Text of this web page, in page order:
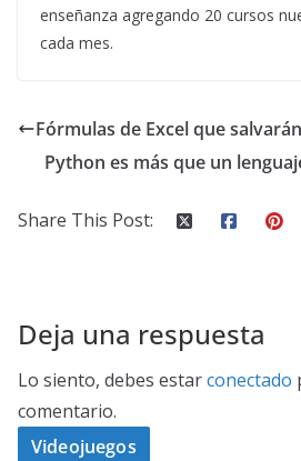
enseñanza agregando 20 cursos
cada mes.
Fórmulas de Excel que
Python es más que un
Share This Post:
Deja una respuesta
Lo siento, debes estarconectado
comentario.
Videojuegos